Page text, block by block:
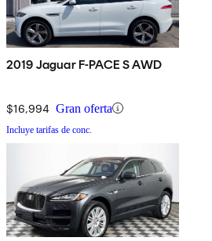
2019 Jaguar F-PACE S AWD
$16,994 Gran oferta
Incluye tarifas de conc.